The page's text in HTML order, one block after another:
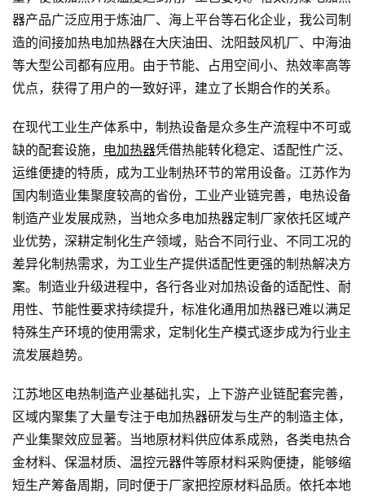
器产品广泛应用于炼油厂、海上平台等石化企业，我公司制
造的间接加热电加热器在大庆油田、沈阳鼓风机厂、中海油
等大型公司都有应用。由于节能、占用空间小、热效率高等
优点，获得了用户的一致好评，建立了长期合作的关系。
在现代工业生产体系中，制热设备是众多生产流程中不可或
缺的配套设施，
电加热器凭借热能转化稳定、适配性广泛、
运维便捷的特质，成为工业制热环节的常用设备。江苏作为
国内制造业集聚度较高的省份，工业产业链完善，电热设备
制造产业发展成熟，当地众多电加热器定制厂家依托区域产
业优势，深耕定制化生产领域，贴合不同行业、不同工况的
差异化制热需求，为工业生产提供适配性更强的制热解决方
案。制造业升级进程中，各行各业对加热设备的适配性、耐
用性、节能性要求持续提升，标准化通用加热器已难以满足
特殊生产环境的使用需求，定制化生产模式逐步成为行业主
流发展趋势。
江苏地区电热制造产业基础扎实，上下游产业链配套完善，
区域内聚集了大量专注于电加热器研发与生产的制造主体，
产业集聚效应显著。当地原材料供应体系成熟，各类电热合
金材料、保温材质、温控元器件等原材料采购便捷，能够缩
短生产筹备周期，同时便于厂家把控原材料品质。依托本地